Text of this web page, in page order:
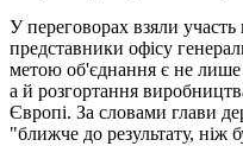
У переговорах взяли
представники офісу
метою об'єднання є не
а й розгортання
Європі. За словами глави
"ближче до результату, ніж